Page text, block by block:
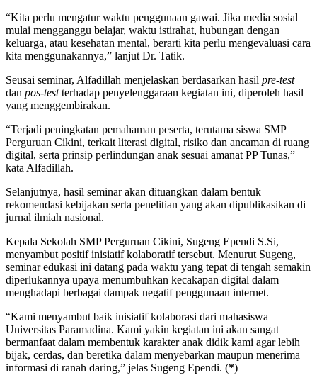
“Kita perlu mengatur waktu penggunaan gawai. Jika media sosial
mulai mengganggu belajar, waktu istirahat, hubungan dengan
keluarga, atau kesehatan mental, berarti kita perlu mengevaluasi cara
kita menggunakannya,” lanjut Dr. Tatik.
Seusai seminar, Alfadillah menjelaskan berdasarkan hasil pre-test
dan pos-testterhadap penyelenggaraan kegiatan ini, diperoleh hasil
yang menggembirakan.
“Terjadi peningkatan pemahaman peserta, terutama siswa SMP
Perguruan Cikini, terkait literasi digital, risiko dan ancaman di ruang
digital, serta prinsip perlindungan anak sesuai amanat PP Tunas,”
kata Alfadillah.
Selanjutnya, hasil seminar akan dituangkan dalam bentuk
rekomendasi kebijakan serta penelitian yang akan dipublikasikan di
jurnal ilmiah nasional.
Kepala Sekolah SMP Perguruan Cikini, Sugeng Ependi S.Si,
menyambut positif inisiatif kolaboratif tersebut. Menurut Sugeng,
seminar edukasi ini datang pada waktu yang tepat di tengah semakin
diperlukannya upaya menumbuhkan kecakapan digital dalam
menghadapi berbagai dampak negatif penggunaan internet.
“Kami menyambut baik inisiatif kolaborasi dari mahasiswa
Universitas Paramadina. Kami yakin kegiatan ini akan sangat
bermanfaat dalam membentuk karakter anak didik kami agar lebih
bijak, cerdas, dan beretika dalam menyebarkan maupun menerima
informasi di ranah daring,” jelas Sugeng Ependi. (*)